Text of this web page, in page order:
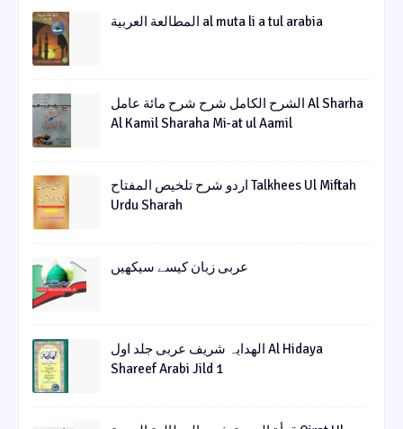
المطالعة العربية al muta li a tul arabia
الشرح الکامل شرح شرح مائة عامل Al Sharha
Al Kamil Sharaha Mi-at ul Aamil
اردو شرح تلخیص المفتاح Talkhees Ul Miftah
Urdu Sharah
عربی زبان کیسے سیکھیں
الھدایہ شریف عربی جلد اول Al Hidaya
Shareef Arabi Jild 1